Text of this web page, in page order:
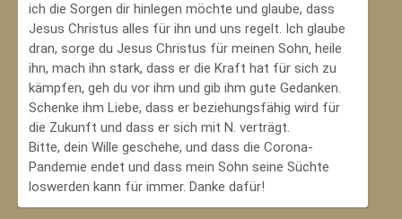
ich die Sorgen dir hinlegen möchte und glaube, dass
Jesus Christus alles für ihn und uns regelt. Ich glaube
dran, sorge du Jesus Christus für meinen Sohn‚ heile
ihn, mach ihn stark, dass er die Kraft hat für sich zu
kämpfen, geh du vor ihm und gib ihm gute Gedanken.
Schenke ihm Liebe, dass er beziehungsfähig wird für
die Zukunft und dass er sich mit N. verträgt.
Bitte, dein Wille geschehe, und dass die Corona-
Pandemie endet und dass mein Sohn seine Süchte
loswerden kann für immer. Danke dafür!